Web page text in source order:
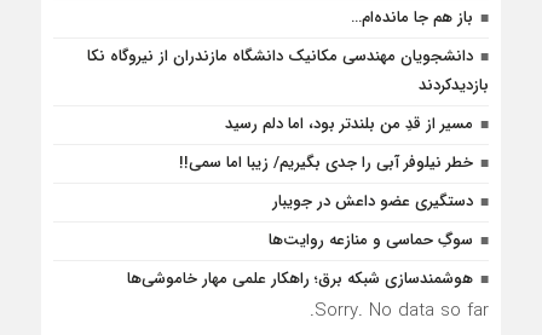
باز هم جا مانده‌ام…
دانشجویان مهندسی مکانیک دانشگاه مازندران از نيروگاه نکا
بازديدكردند
مسیر از قدِ من بلندتر بود، اما دلم رسید
خطر نیلوفر آبی را جدی بگیریم/ زیبا اما سمی!!
دستگیری عضو داعش در جویبار
سوگِ حماسی و منازعه روایت‌ها
هوشمندسازی شبکه برق؛ راهکار علمی مهار خاموشی‌ها
Sorry. No data so far.